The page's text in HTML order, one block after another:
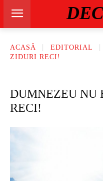
ACASĂ EDITORIAL
ZIDURI RECI!
DUMNEZEU NU
RECI!